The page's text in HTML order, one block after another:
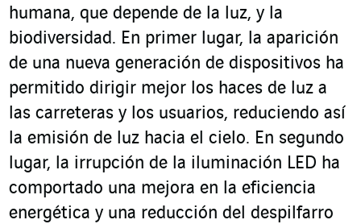
humana, que depende de la luz, y la
biodiversidad. En primer lugar, la aparición
de una nueva generación de dispositivos ha
permitido dirigir mejor los haces de luz a
las carreteras y los usuarios, reduciendo así
la emisión de luz hacia el cielo. En segundo
lugar, la irrupción de la iluminación LED ha
comportado una mejora en la eficiencia
energética y una reducción del despilfarro